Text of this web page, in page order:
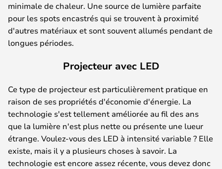
minimale de chaleur. Une source de lumière parfaite
pour les spots encastrés qui se trouvent à proximité
d'autres matériaux et sont souvent allumés pendant de
longues périodes.
Projecteur avec LED
Ce type de projecteur est particulièrement pratique en
raison de ses propriétés d'économie d'énergie. La
technologie s'est tellement améliorée au fil des ans
que la lumière n'est plus nette ou présente une lueur
étrange. Voulez-vous des LED à intensité variable ? Elle
existe, mais il y a plusieurs choses à savoir. La
technologie est encore assez récente, vous devez donc